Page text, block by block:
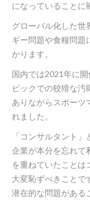
になっていることに
グローバル化した世
ギー問題や食糧問題
かります。
国内では2021年に
ピックでの狡猾な汚
ありながらスポーツ
れました。
「コンサルタント
企業が本分を忘れて
を重ねていたことは
大変恥ずべきことで
潜在的な問題がある